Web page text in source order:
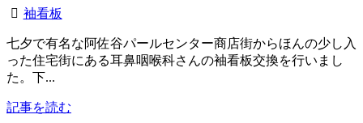
袖看板
七夕で有名な阿佐谷パールセンター商店街からほんの少し入
った住宅街にある耳鼻咽喉科さんの袖看板交換を行いまし
た。下...
記事を読む